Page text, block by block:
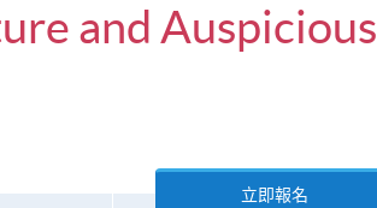
and Auspicious
立即報名